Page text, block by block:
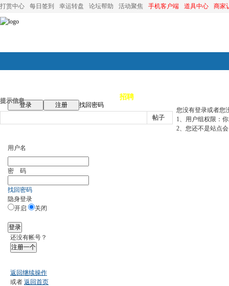
打赏中心 每日签到 幸运转盘 论坛帮助 活动聚焦 手机客户端 道具中心 商家
论坛首页 招聘
登录 注册
找回密码
帖子
提示信息
您没有登录或者您
1、用户组权限：
2、您还不是站点
用户名
密 码
找回密码
隐身登录
开启
关闭
登录
还没有帐号？
注册一个
返回继续操作
或者 返回首页